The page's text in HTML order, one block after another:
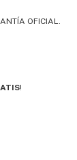
OFICIAL.
!